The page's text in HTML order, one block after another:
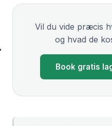
Vil du vide præcis
og hvad de
Book gratis